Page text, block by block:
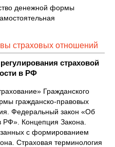
денежной формы
страховых отношений
страховой
в РФ
Гражданского
гражданско-правовых
Федеральный закон «Об
РФ». Концепция Закона.
с формированием
Страховая терминология